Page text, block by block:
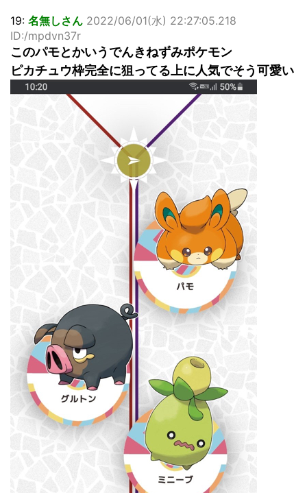
19: 名無しさん 2022/06/01(水) 22:27:05.218
ID:/mpdvn37r
このパモとかいうでんきねずみポケモン
ピカチュウ枠完全に狙ってる上に人気でそう可愛い